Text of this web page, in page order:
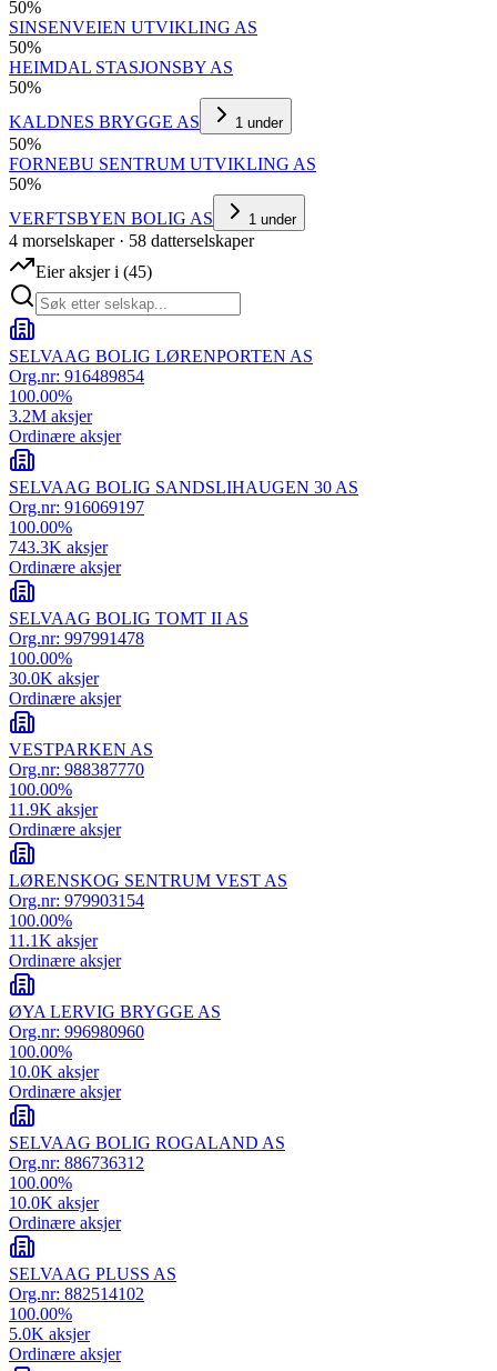
50%
SINSENVEIEN UTVIKLING AS
50%
HEIMDAL STASJONSBY AS
50%
KALDNES BRYGGE AS
1 under
50%
FORNEBU SENTRUM UTVIKLING AS
50%
VERFTSBYEN BOLIG AS
1 under
4 morselskaper· 58 datterselskaper
Eier aksjer i (45)
SELVAAG BOLIG LØRENPORTEN AS
Org.nr: 916489854
100.00%
3.2M aksjer
Ordinære aksjer
SELVAAG BOLIG SANDSLIHAUGEN 30 AS
Org.nr: 916069197
100.00%
743.3K aksjer
Ordinære aksjer
SELVAAG BOLIG TOMT II AS
Org.nr: 997991478
100.00%
30.0K aksjer
Ordinære aksjer
VESTPARKEN AS
Org.nr: 988387770
100.00%
11.9K aksjer
Ordinære aksjer
LØRENSKOG SENTRUM VEST AS
Org.nr: 979903154
100.00%
11.1K aksjer
Ordinære aksjer
ØYA LERVIG BRYGGE AS
Org.nr: 996980960
100.00%
10.0K aksjer
Ordinære aksjer
SELVAAG BOLIG ROGALAND AS
Org.nr: 886736312
100.00%
10.0K aksjer
Ordinære aksjer
SELVAAG PLUSS AS
Org.nr: 882514102
100.00%
5.0K aksjer
Ordinære aksjer